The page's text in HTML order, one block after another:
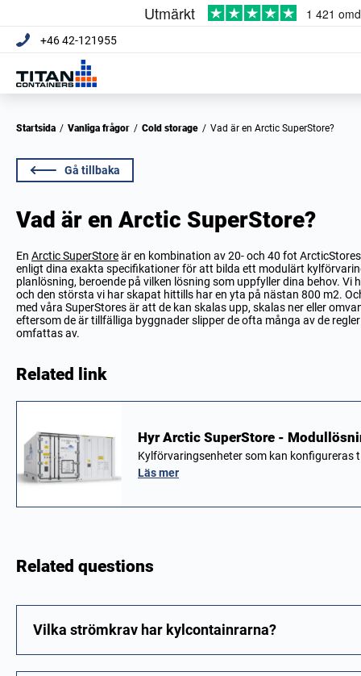
+46 42-121955
Startsida / Vanliga frågor / Cold storage / Vad är en Arctic SuperStore?
Gå tillbaka
Vad är en Arctic SuperStore?
En Arctic SuperStoreär en kombination av 20- och 40 fot
enligt dina exakta specifikationer för att bilda ett modulärt
planlösning, beroende på vilken lösning som uppfyller dina behov. Vi
och den största vi har skapat hittills har en yta på nästan 800 m2.
med våra SuperStores är att de kan skalas upp, skalas ner eller
eftersom de är tillfälliga byggnader slipper de ofta många av de
omfattas av.
Related link
Hyr Arctic SuperStore -
Kylförvaringsenheter som kan
Läs mer
Related questions
Vilka strömkrav har kylcontainrarna?